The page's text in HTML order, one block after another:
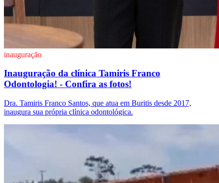
inauguração
Inauguração da clínica Tamiris Franco
Odontologia! - Confira as fotos!
Dra. Tamiris Franco Santos, que atua em Buritis desde 2017,
inaugura sua própria clínica odontológica.